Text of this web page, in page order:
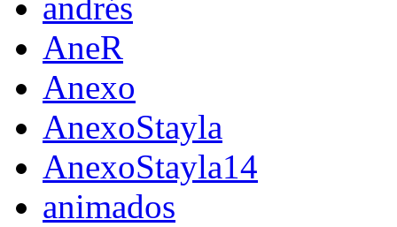
andrés
AneR
Anexo
AnexoStayla
AnexoStayla14
animados